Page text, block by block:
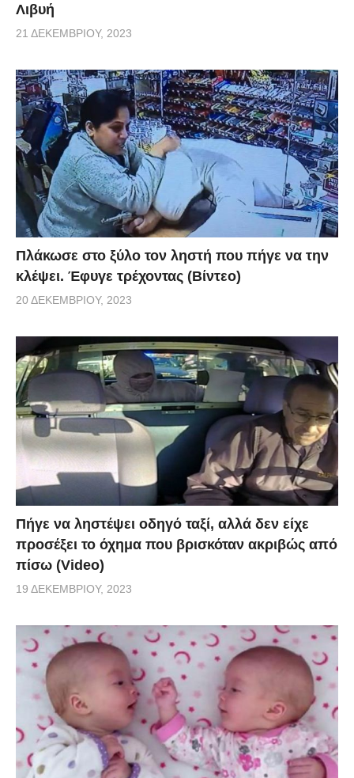
Λιβυή
21 ΔΕΚΕΜΒΡΊΟΥ, 2023
Πλάκωσε στο ξύλο τον ληστή που πήγε να την
κλέψει. Έφυγε τρέχοντας (Βίντεο)
20 ΔΕΚΕΜΒΡΊΟΥ, 2023
Πήγε να ληστέψει οδηγό ταξί, αλλά δεν είχε
προσέξει το όχημα που βρισκόταν ακριβώς από
πίσω (Video)
19 ΔΕΚΕΜΒΡΊΟΥ, 2023